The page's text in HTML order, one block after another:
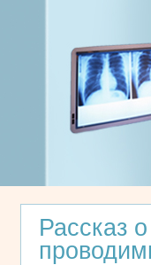
Рассказ